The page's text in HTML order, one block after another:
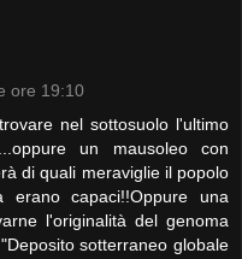
ore 19:10
nel sottosuolo l'ultimo
un mausoleo con
di quali meraviglie il popolo
capaci!!Oppure una
l'originalità del genoma
sotterraneo globale